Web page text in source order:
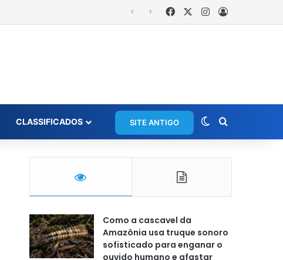
FacebookInstagram
CLASSIFICADOS SITE ANTIGO Switch skin
Como a cascavel da
Amazônia usa truque sonoro
sofisticado para enganar o
ouvido humano e afastar